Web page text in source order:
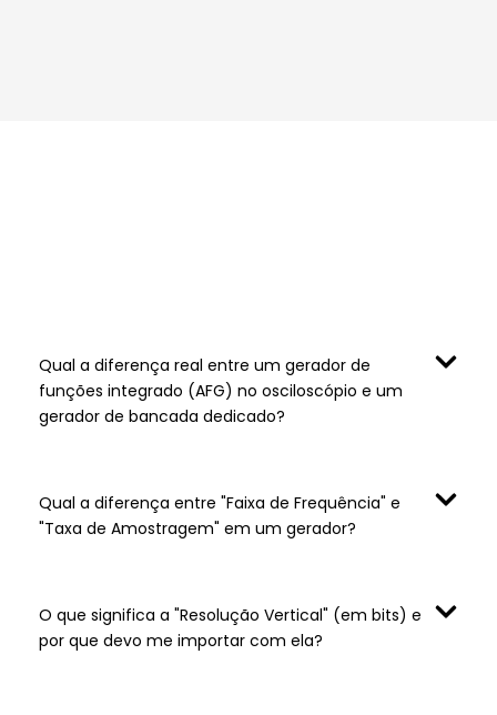
Qual a diferença real entre um gerador de
funções integrado (AFG) no osciloscópio e um
gerador de bancada dedicado?
Qual a diferença entre "Faixa de Frequência" e
"Taxa de Amostragem" em um gerador?
O que significa a "Resolução Vertical" (em bits) e
por que devo me importar com ela?